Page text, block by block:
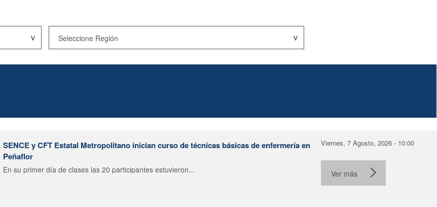
SENCE y CFT Estatal Metropolitano inician curso de técnicas básicas de enfermería en
Peñaflor
En su primer día de clases las 20 participantes estuvieron...
Viernes, 7 Agosto, 2026 - 10:00
Ver más